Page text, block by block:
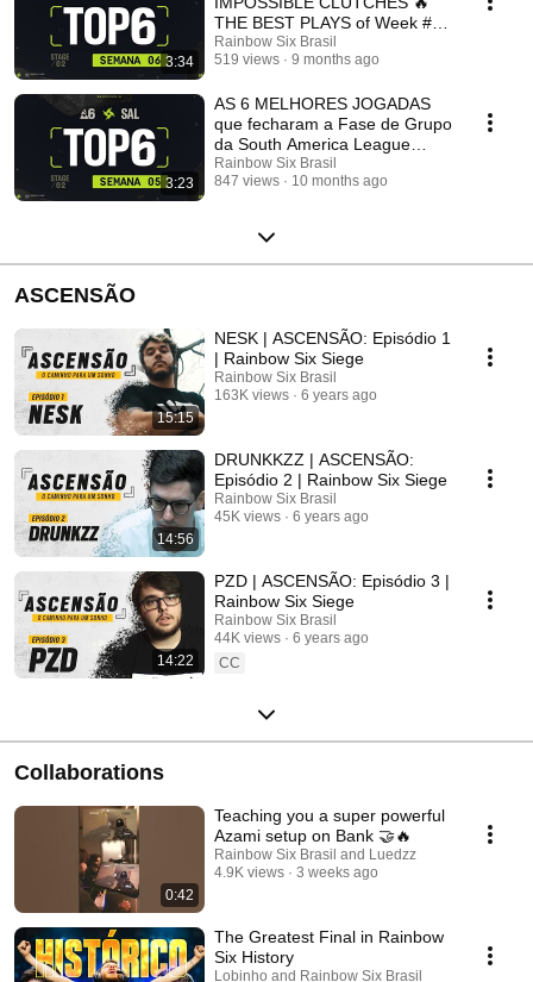
3:34
THE BEST PLAYS of Week #6
in the South America League
Rainbow Six Brasil
519 views
9 months ago
3:23
AS 6 MELHORES JOGADAS
que fecharam a Fase de Grupo
da South America League
2025 💥
Rainbow Six Brasil
847 views
10 months ago
ASCENSÃO
15:15
NESK | ASCENSÃO: Episódio 1
| Rainbow Six Siege
Rainbow Six Brasil
163K views
6 years ago
14:56
DRUNKKZZ | ASCENSÃO:
Episódio 2 | Rainbow Six Siege
Rainbow Six Brasil
45K views
6 years ago
14:22
PZD | ASCENSÃO: Episódio 3 |
Rainbow Six Siege
Rainbow Six Brasil
44K views
6 years ago
CC
Collaborations
0:42
Teaching you a super powerful
Azami setup on Bank 🤝🔥
Rainbow Six Brasil and Luedzz
4.9K views
3 weeks ago
The Greatest Final in Rainbow
Six History
Lobinho and Rainbow Six Brasil